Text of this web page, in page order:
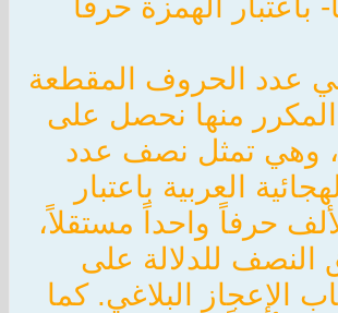
باعتبار الهمزة حرفاً
في عدد الحروف المقطعة
منها نحصل على
وهي تمثل نصف عدد
العربية باعتبار
حرفاً واحداً مستقلاً،
النصف للدلالة على
الإعجاز البلاغي. كما